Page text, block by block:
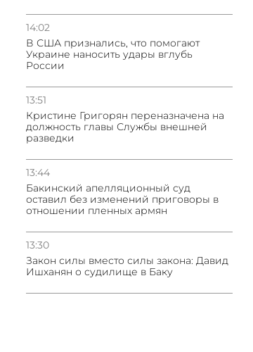
14:02
В США признались, что помогают
Украине наносить удары вглубь
России
13:51
Кристине Григорян переназначена на
должность главы Службы внешней
разведки
13:44
Бакинский апелляционный суд
оставил без изменений приговоры в
отношении пленных армян
13:30
Закон силы вместо силы закона: Давид
Ишханян о судилище в Баку